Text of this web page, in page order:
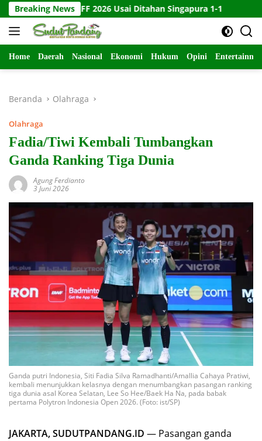
Langsung
ke
konten
Breaking News
AFF 2026 Usai Ditahan Singapura 1-1 10 Kartu
Home Daerah Nasional Ekonomi Hukum Opini
Beranda Olahraga
Olahraga
Fadia/Tiwi Kembali Tumbangkan
Ganda Ranking Tiga Dunia
Agung Ferdianto
3 Juni 2026
Ganda putri Indonesia, Siti Fadia Silva Ramadhanti/Amallia Cahaya Pratiwi,
kembali menunjukkan kelasnya dengan menumbangkan pasangan ranking
tiga dunia asal Korea Selatan, Lee So Hee/Baek Ha Na, pada babak
pertama Polytron Indonesia Open 2026. (Foto: ist/SP)
JAKARTA, SUDUTPANDANG.ID — Pasangan ganda